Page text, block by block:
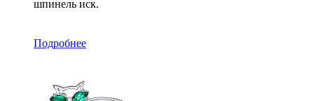
шпинель иск.
Подробнее